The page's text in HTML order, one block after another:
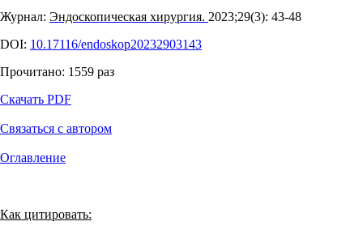
Журнал: Эндоскопическая хирургия. 2023;29(3): 43‑48
DOI: 10.17116/endoskop20232903143
Прочитано: 1559 раз
Скачать PDF
Связаться с автором
Оглавление
Как цитировать: